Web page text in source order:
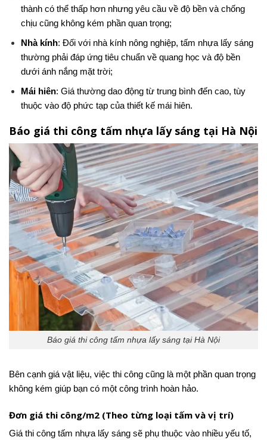
thành có thể thấp hơn nhưng yêu cầu về độ bền và chống
chịu cũng không kém phần quan trọng;
Nhà kính: Đối với nhà kính nông nghiệp, tấm nhựa lấy sáng
thường phải đáp ứng tiêu chuẩn về quang học và độ bền
dưới ánh nắng mặt trời;
Mái hiên: Giá thường dao động từ trung bình đến cao, tùy
thuộc vào độ phức tạp của thiết kế mái hiên.
Báo giá thi công tấm nhựa lấy sáng tại Hà Nội
Báo giá thi công tấm nhựa lấy sáng tại Hà Nội
Bên cạnh giá vật liệu, việc thi công cũng là một phần quan trọng
không kém giúp bạn có một công trình hoàn hảo.
Đơn giá thi công/m2 (Theo từng loại tấm và vị trí)
Giá thi công tấm nhựa lấy sáng sẽ phụ thuộc vào nhiều yếu tố,